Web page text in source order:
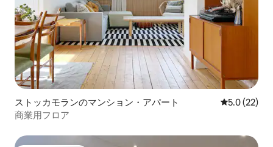
ストッカモランのマンション・アパート レビュー22
5.0 (22)
商業用フロア